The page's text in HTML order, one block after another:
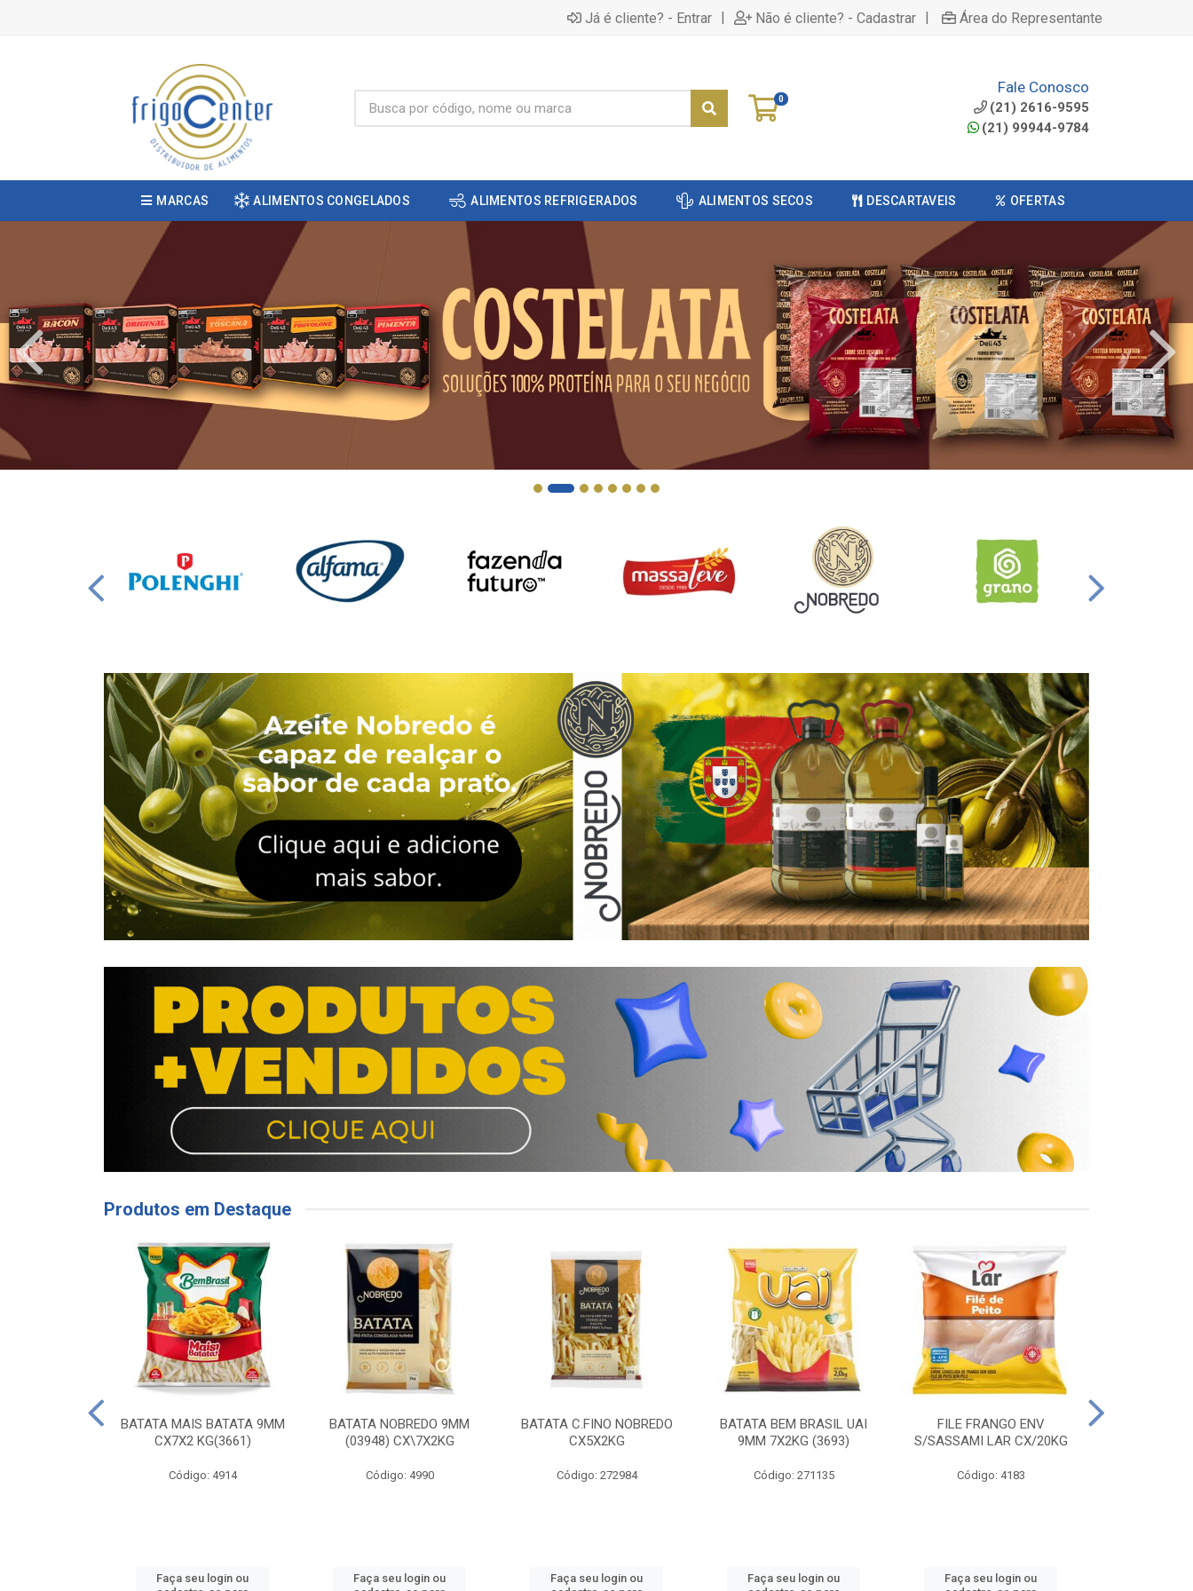
Já é cliente? - Entrar | Não é cliente? - Cadastrar | Área do Representante
0
Fale Conosco
(21) 2616-9595
(21) 99944-9784
MARCAS ALIMENTOS CONGELADOS ALIMENTOS REFRIGERADOS ALIMENTOS SECOS DESCARTAVEIS OFERTAS
Produtos em Destaque
BATATA MAIS BATATA 9MM
CX7X2 KG(3661)
Código: 4914
Faça seu login ou
BATATA NOBREDO 9MM
(03948) CX\7X2KG
Código: 4990
Faça seu login ou
BATATA C.FINO NOBREDO
CX5X2KG
Código: 272984
Faça seu login ou
BATATA BEM BRASIL UAI
9MM 7X2KG (3693)
Código: 271135
Faça seu login ou
FILE FRANGO ENV
S/SASSAMI LAR CX/20KG
Código: 4183
Faça seu login ou